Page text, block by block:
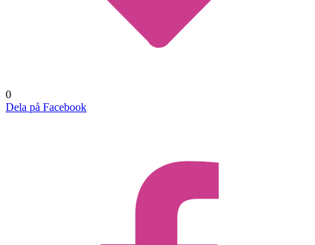
0
Dela på Facebook